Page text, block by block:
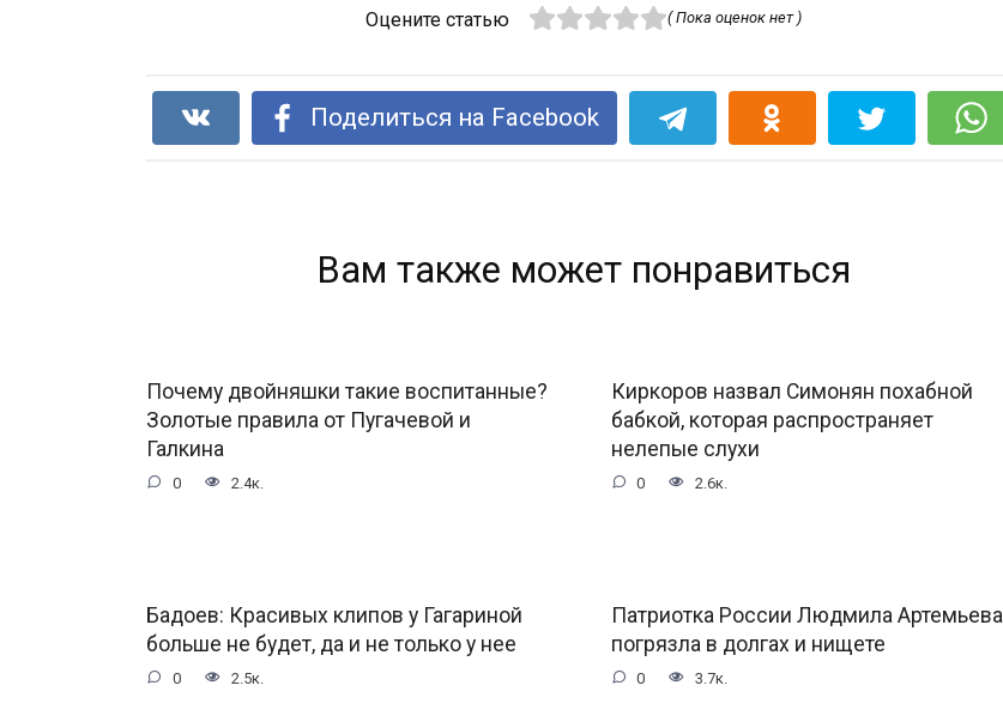
Оцените статью ( Пока оценок нет )
Поделиться на Facebook
Вам также может понравиться
Почему двойняшки такие воспитанные?
Золотые правила от Пугачевой и
Галкина
0 2.4к.
Киркоров назвал Симонян похабной
бабкой, которая распространяет
нелепые слухи
0 2.6к.
Бадоев: Красивых клипов у Гагариной
больше не будет, да и не только у нее
0 2.5к.
Патриотка России Людмила Артемьева
погрязла в долгах и нищете
0 3.7к.